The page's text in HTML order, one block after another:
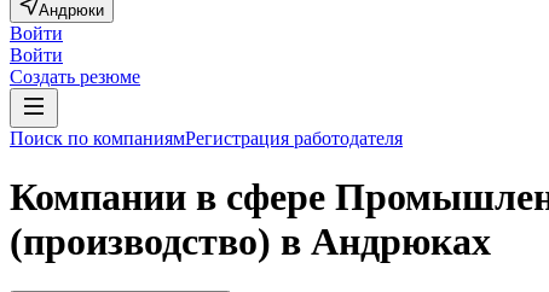
Андрюки
Войти
Войти
Создать резюме
Поиск по компаниямРегистрация работодателя
Компании в сфере
(производство) в Андрюках